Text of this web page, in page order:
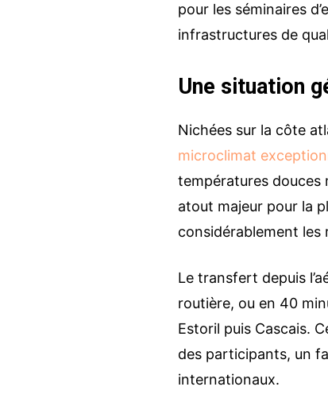
pour les séminaires
infrastructures de
Une situation
Nichées sur la côte
microclimat
températures douces
atout majeur pour la
considérablement les
Le transfert depuis
routière, ou en 40
Estoril puis Cascais.
des participants, un
internationaux.